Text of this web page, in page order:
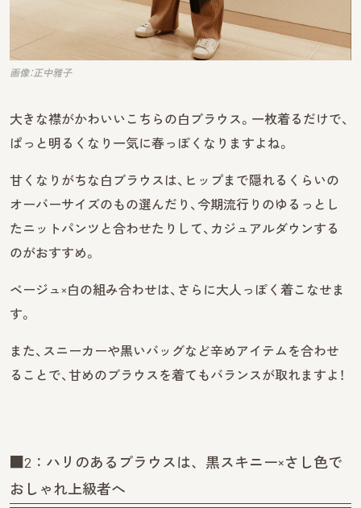
画像：正中雅子
大きな襟がかわいいこちらの白ブラウス。一枚着るだけで、
ぱっと明るくなり一気に春っぽくなりますよね。
甘くなりがちな白ブラウスは、ヒップまで隠れるくらいの
オーバーサイズのもの選んだり、今期流行りのゆるっとし
たニットパンツと合わせたりして、カジュアルダウンする
のがおすすめ。
ベージュ×白の組み合わせは、さらに大人っぽく着こなせま
す。
また、スニーカーや黒いバッグなど辛めアイテムを合わせ
ることで、甘めのブラウスを着てもバランスが取れますよ！
■2：ハリのあるブラウスは、黒スキニー×さし色で
おしゃれ上級者へ